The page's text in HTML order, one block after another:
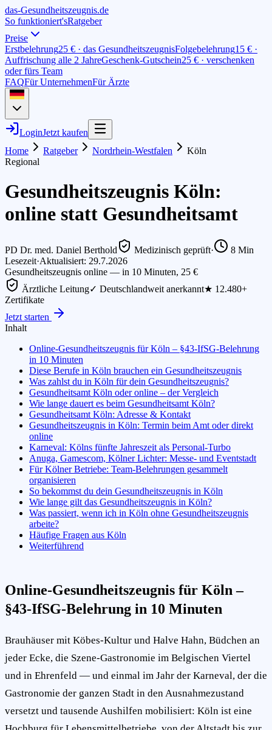
das-Gesundheitszeugnis.de
So funktioniert'sRatgeber
Preise
Erstbelehrung25 € · das GesundheitszeugnisFolgebelehrung15 € ·
Auffrischung alle 2 JahreGeschenk-Gutschein25 € · verschenken
oder fürs Team
FAQFür UnternehmenFür Ärzte
LoginJetzt kaufen
Home
Ratgeber Nordrhein-Westfalen
Köln
Regional
Gesundheitszeugnis Köln:
online statt Gesundheitsamt
PD Dr. med. Daniel Berthold Medizinisch geprüft· 8 Min
Lesezeit·Aktualisiert: 29.7.2026
Gesundheitszeugnis online — in 10 Minuten, 25 €
Ärztliche Leitung✓ Deutschlandweit anerkannt★ 12.480+
Zertifikate
Jetzt starten
Inhalt
Online-Gesundheitszeugnis für Köln – §43-IfSG-Belehrung
in 10 Minuten
Diese Berufe in Köln brauchen ein Gesundheitszeugnis
Was zahlst du in Köln für dein Gesundheitszeugnis?
Gesundheitsamt Köln oder online – der Vergleich
Wie lange dauert es beim Gesundheitsamt Köln?
Gesundheitsamt Köln: Adresse & Kontakt
Gesundheitszeugnis in Köln: Termin beim Amt oder direkt
online
Karneval: Kölns fünfte Jahreszeit als Personal-Turbo
Anuga, Gamescom, Kölner Lichter: Messe- und Eventstadt
Für Kölner Betriebe: Team-Belehrungen gesammelt
organisieren
So bekommst du dein Gesundheitszeugnis in Köln
Wie lange gilt das Gesundheitszeugnis in Köln?
Was passiert, wenn ich in Köln ohne Gesundheitszeugnis
arbeite?
Häufige Fragen aus Köln
Weiterführend
Online-Gesundheitszeugnis für Köln –
§43-IfSG-Belehrung in 10 Minuten
Brauhäuser mit Köbes-Kultur und Halve Hahn, Büdchen an
jeder Ecke, die Szene-Gastronomie im Belgischen Viertel
und in Ehrenfeld — und einmal im Jahr der Karneval, der die
Gastronomie der ganzen Stadt in den Ausnahmezustand
versetzt und tausende Aushilfen mobilisiert: Köln ist eine